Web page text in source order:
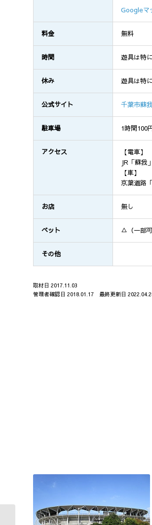
Googleマ
料金 無料
時間 遊具は特
休み 遊具は特
公式サイト 千葉市蘇
駐車場 1時間100
アクセス
【電車】
JR「蘇我
【車】
京葉道路
お店 無し
ペット △（一部可
その他
取材日 2017.11.03
管理者確認日 2018.01.17 最終更新日